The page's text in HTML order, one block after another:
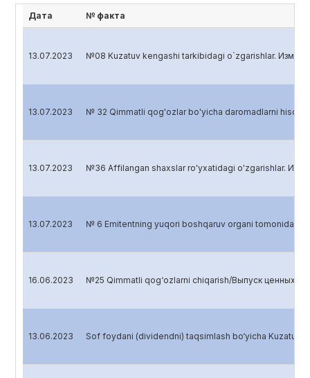
Дата № факта
13.07.2023 №08 Kuzatuv kengashi tarkibidagi o`zgarishlar.
13.07.2023 № 32 Qimmatli qog'ozlar bo'yicha daromadlarni
13.07.2023 №36 Affilangan shaxslar ro'yxatidagi o'zgarishlar.
13.07.2023 № 6 Emitentning yuqori boshqaruv organi tomonidan
16.06.2023 №25 Qimmatli qog‘ozlarni chiqarish/Выпуск ценных
13.06.2023 Sof foydani (dividendni) taqsimlash bo‘yicha